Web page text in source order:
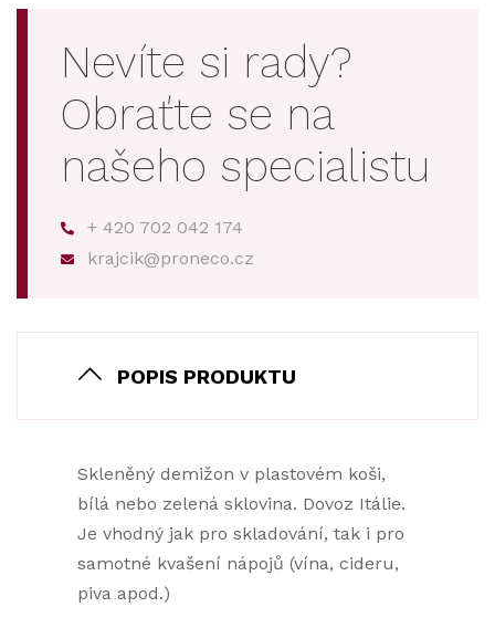
Nevíte si rady?
Obraťte se na
našeho specialistu
+ 420 702 042 174
krajcik@proneco.cz
POPIS PRODUKTU
Skleněný demižon v plastovém koši,
bílá nebo zelená sklovina. Dovoz Itálie.
Je vhodný jak pro skladování, tak i pro
samotné kvašení nápojů (vína, cideru,
piva apod.)